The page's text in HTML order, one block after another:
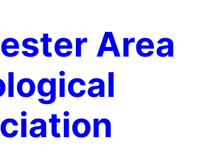
Area